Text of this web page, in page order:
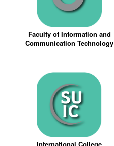
Faculty of Information and
Communication Technology